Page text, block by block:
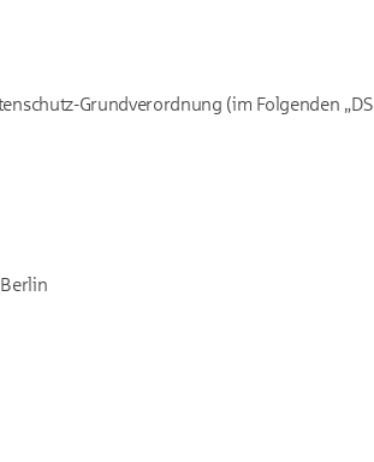
Grundverordnung (im Folgenden